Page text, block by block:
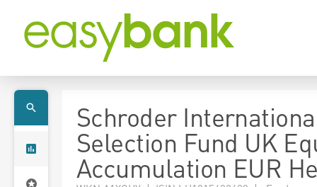
Schroder
Selection Fund UK
Accumulation EUR